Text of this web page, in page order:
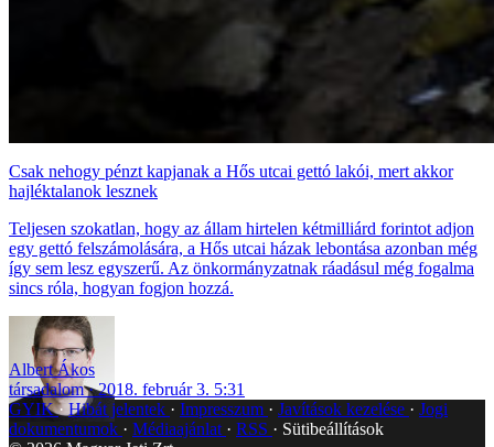
Csak nehogy pénzt kapjanak a Hős utcai gettó lakói, mert akkor
hajléktalanok lesznek
Teljesen szokatlan, hogy az állam hirtelen kétmilliárd forintot adjon
egy gettó felszámolására, a Hős utcai házak lebontása azonban még
így sem lesz egyszerű. Az önkormányzatnak ráadásul még fogalma
sincs róla, hogyan fogjon hozzá.
Albert Ákos
társadalom
2018. február 3. 5:31
GYIK Hibát jelentek Impresszum Javítások kezelése
Jogi
dokumentumok
Médiaajánlat RSS
Sütibeállítások